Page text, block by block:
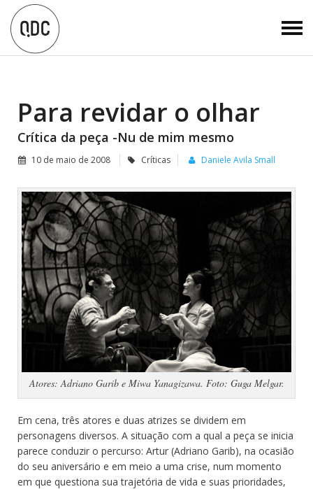
Para revidar o olhar
Crítica da peça -Nu de mim mesmo
10 de maio de 2008 Críticas Daniele Avila Small
Atores: Adriano Garib e Miwa Yanagizawa. Foto: Guga Melgar.
Em cena, três atores e duas atrizes se dividem em
personagens diversos. A situação com a qual a peça se inicia
parece conduzir o percurso: Artur (Adriano Garib), na ocasião
do seu aniversário e em meio a uma crise, num momento
em que questiona sua trajetória de vida e suas prioridades,